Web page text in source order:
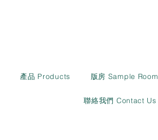
產品 Products 版房 Sample Room
聯絡我們 Contact Us